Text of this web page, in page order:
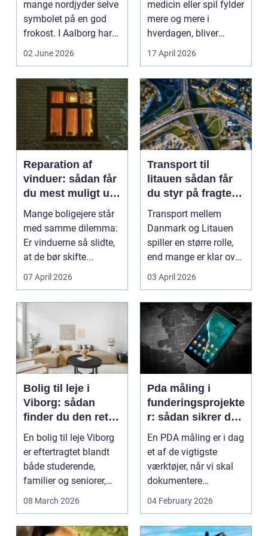
mange nordjyder selve
symbolet på en god
frokost. I Aalborg har
den klassiske spis...
02 June 2026
medicin eller spil fylder
mere og mere i
hverdagen, bliver
grænsen...
17 April 2026
Reparation af
vinduer: sådan får
du mest muligt ud
af dine gamle
vinduer
Mange boligejere står
med samme dilemma:
Er vinduerne så slidte,
at de bør skifte...
07 April 2026
Transport til
litauen sådan får
du styr på fragten
til baltikum
Transport mellem
Danmark og Litauen
spiller en større rolle,
end mange er klar over.
Litauen er et n...
03 April 2026
Bolig til leje i
Viborg: sådan
finder du den rette
lejlighed
En bolig til leje Viborg
er eftertragtet blandt
både studerende,
familier og seniorer,
fordi b...
08 March 2026
Pda måling i
funderingsprojekte
r: sådan sikrer du
dokumenteret
bæreevne
En PDA måling er i dag
et af de vigtigste
værktøjer, når vi skal
dokumentere
bæreevnen af pæle til
04 February 2026